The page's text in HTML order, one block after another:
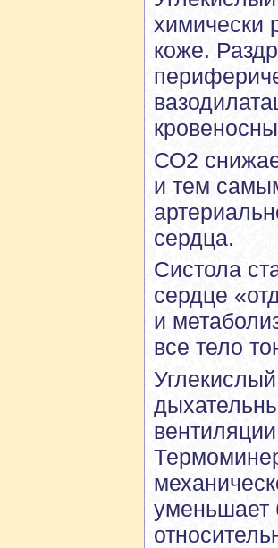
химически
коже.
СО2
и тем
сердца.
Систола
сердце
и
все тело
уменьшает